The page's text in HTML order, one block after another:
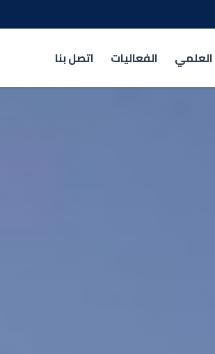
العلمي الفعاليات اتصل بنا